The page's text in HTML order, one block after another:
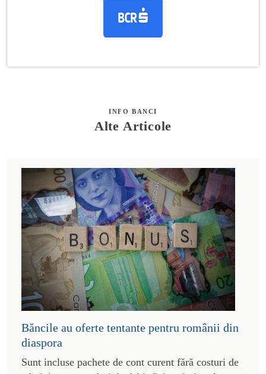
INFO BANCI
Alte Articole
Băncile au oferte tentante pentru românii din
diaspora
Sunt incluse pachete de cont curent fără costuri de